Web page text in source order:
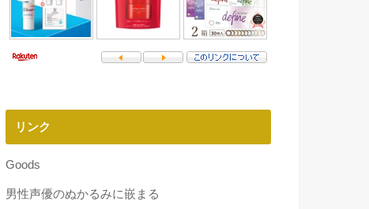
リンク
Goods
男性声優のぬかるみに嵌まる